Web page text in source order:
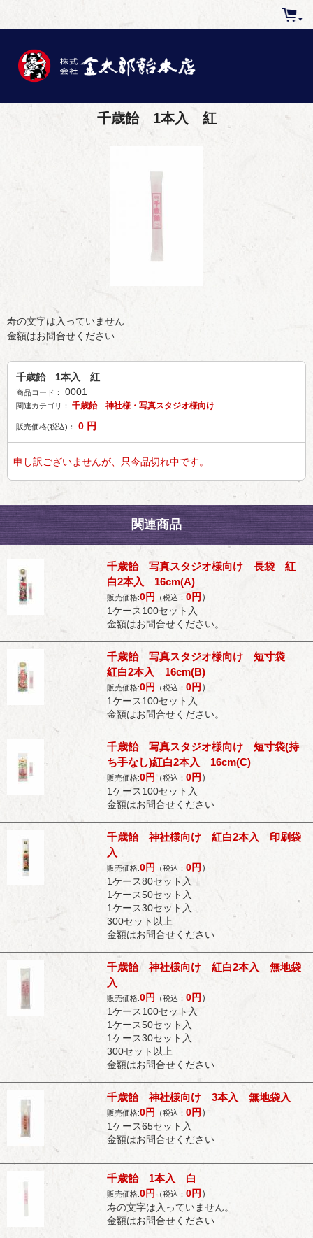
千歳飴 1本入 紅
寿の文字は入っていません
金額はお問合せください
千歳飴 1本入 紅
商品コード： 0001
関連カテゴリ： 千歳飴 神社様・写真スタジオ様向け
販売価格(税込)： 0 円
申し訳ございませんが、只今品切れ中です。
関連商品
千歳飴 写真スタジオ様向け 長袋 紅
白2本入 16cm(A)
販売価格:0円 （税込： 0円 ）
1ケース100セット入
金額はお問合せください。
千歳飴 写真スタジオ様向け 短寸袋
紅白2本入 16cm(B)
販売価格:0円 （税込： 0円 ）
1ケース100セット入
金額はお問合せください。
千歳飴 写真スタジオ様向け 短寸袋(持
ち手なし)紅白2本入 16cm(C)
販売価格:0円 （税込： 0円 ）
1ケース100セット入
金額はお問合せください
千歳飴 神社様向け 紅白2本入 印刷袋
入
販売価格:0円 （税込： 0円 ）
1ケース80セット入
1ケース50セット入
1ケース30セット入
300セット以上
金額はお問合せください
千歳飴 神社様向け 紅白2本入 無地袋
入
販売価格:0円 （税込： 0円 ）
1ケース100セット入
1ケース50セット入
1ケース30セット入
300セット以上
金額はお問合せください
千歳飴 神社様向け 3本入 無地袋入
販売価格:0円 （税込： 0円 ）
1ケース65セット入
金額はお問合せください
千歳飴 1本入 白
販売価格:0円 （税込： 0円 ）
寿の文字は入っていません。
金額はお問合せください